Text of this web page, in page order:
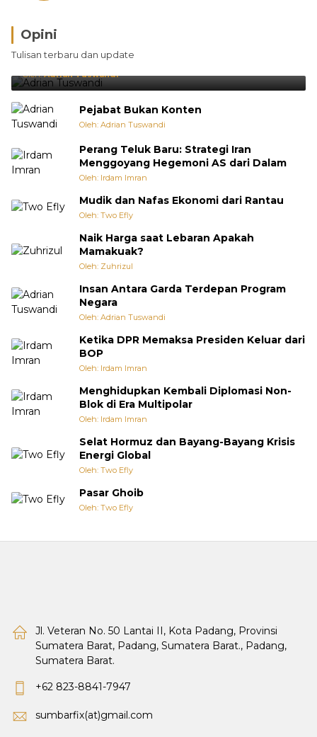
Opini
Tulisan terbaru dan update
Brasil Lebih Diunggulkan, tetapi Jepang Selalu
Punya Cara Membuat Kejutan
Oleh:Adrian Tuswandi
Pejabat Bukan Konten
Oleh: Adrian Tuswandi
Perang Teluk Baru: Strategi Iran
Menggoyang Hegemoni AS dari Dalam
Oleh: Irdam Imran
Mudik dan Nafas Ekonomi dari Rantau
Oleh: Two Efly
Naik Harga saat Lebaran Apakah
Mamakuak?
Oleh: Zuhrizul
Insan Antara Garda Terdepan Program
Negara
Oleh: Adrian Tuswandi
Ketika DPR Memaksa Presiden Keluar dari
BOP
Oleh: Irdam Imran
Menghidupkan Kembali Diplomasi Non-
Blok di Era Multipolar
Oleh: Irdam Imran
Selat Hormuz dan Bayang-Bayang Krisis
Energi Global
Oleh: Two Efly
Pasar Ghoib
Oleh: Two Efly
Jl. Veteran No. 50 Lantai II, Kota Padang, Provinsi
Sumatera Barat, Padang, Sumatera Barat., Padang,
Sumatera Barat.
+62 823-8841-7947
sumbarfix(at)gmail.com